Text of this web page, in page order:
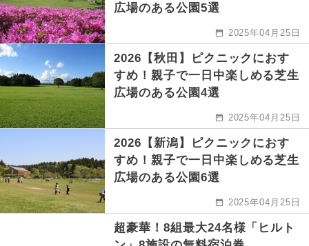
広場のある公園5選
2025年04月25日
2026【秋田】ピクニックにおす
すめ！親子で一日中楽しめる芝生
広場のある公園4選
2025年04月25日
2026【新潟】ピクニックにおす
すめ！親子で一日中楽しめる芝生
広場のある公園6選
2025年04月25日
超豪華！8組最大24名様「ヒルト